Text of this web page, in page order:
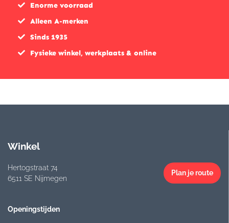
Enorme voorraad
Alleen A-merken
Sinds 1935
Fysieke winkel, werkplaats & online
Winkel
Hertogstraat 74
6511 SE Nijmegen
Plan je route
Openingstijden